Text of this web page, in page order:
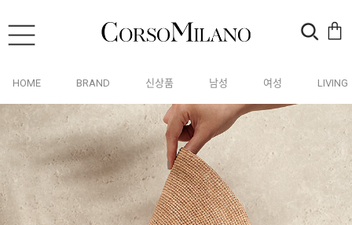
HOME BRAND 신상품 남성 여성 LIVING